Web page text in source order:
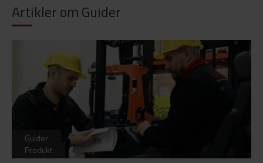
Artikler omGuider
Guider
Produkt